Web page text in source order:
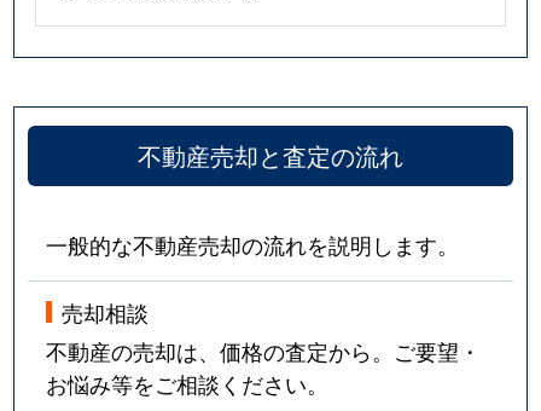
不動産売却と査定の流れ
一般的な不動産売却の流れを説明します。
売却相談
不動産の売却は、価格の査定から。ご要望・
お悩み等をご相談ください。